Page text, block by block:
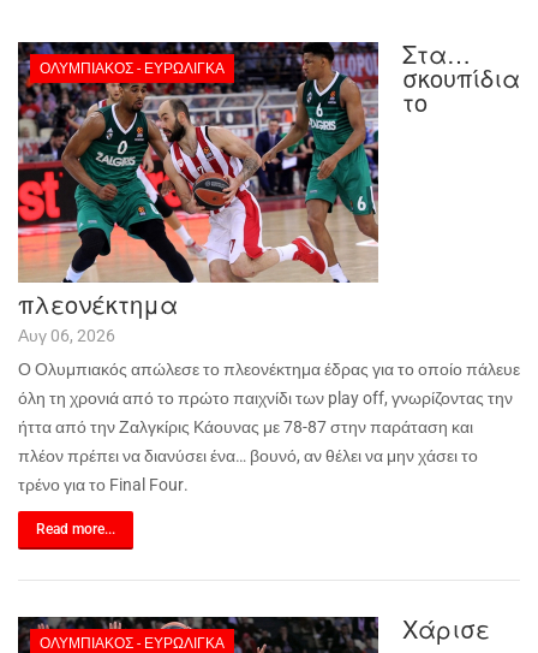
ΟΛΥΜΠΙΑΚΌΣ - ΕΥΡΩΛΊΓΚΑ Στα…
σκουπίδια
το
πλεονέκτημα
Αυγ 06, 2026
Ο Ολυμπιακός απώλεσε το πλεονέκτημα έδρας για το οποίο πάλευε
όλη τη χρονιά από το πρώτο παιχνίδι των playoff, γνωρίζοντας την
ήττα από την Ζαλγκίρις Κάουνας με 78-87 στην παράταση και
πλέον πρέπει να διανύσει ένα… βουνό, αν θέλει να μην χάσει το
τρένο για το Final Four.
Read more...
ΟΛΥΜΠΙΑΚΌΣ - ΕΥΡΩΛΊΓΚΑ Χάρισε